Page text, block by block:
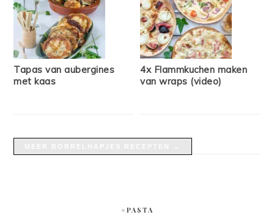
Tapas van aubergines
met kaas
4x Flammkuchen maken
van wraps (video)
#PASTA